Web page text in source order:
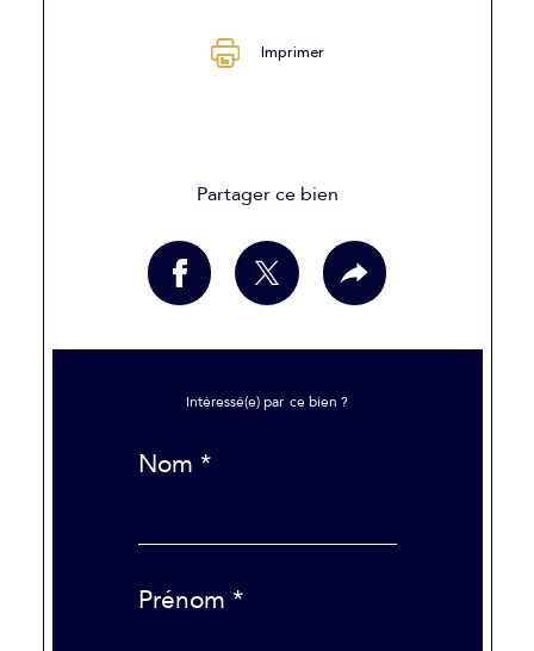
Imprimer
Partager ce bien
Intéressé(e) par ce bien ?
Nom *
Prénom *